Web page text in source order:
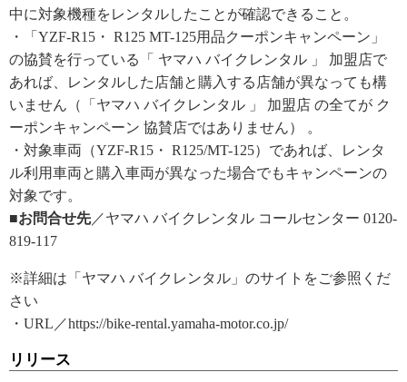
中に対象機種をレンタルしたことが確認できること。
・「YZF-R15・ R125 MT-125用品クーポンキャンペーン」
の協賛を行っている「 ヤマハ バイクレンタル 」 加盟店で
あれば、レンタルした店舗と購入する店舗が異なっても構
いません（「ヤマハ バイクレンタル 」 加盟店 の全てが ク
ーポンキャンペーン 協賛店ではありません） 。
・対象車両（YZF-R15・ R125/MT-125）であれば、レンタ
ル利用車両と購入車両が異なった場合でもキャンペーンの
対象です。
■お問合せ先／ヤマハ バイクレンタル コールセンター 0120-
819-117
※詳細は「ヤマハ バイクレンタル」のサイトをご参照くだ
さい
・URL／https://bike-rental.yamaha-motor.co.jp/
リリース